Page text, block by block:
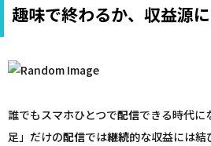
趣味で終わるか、収益源
誰でもスマホひとつで配信できる時代に
足」だけの配信では継続的な収益には結